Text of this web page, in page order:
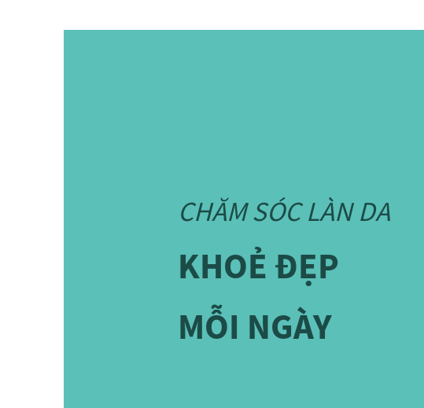
CHĂM SÓC LÀN DA
KHOẺ ĐẸP
MỖI NGÀY